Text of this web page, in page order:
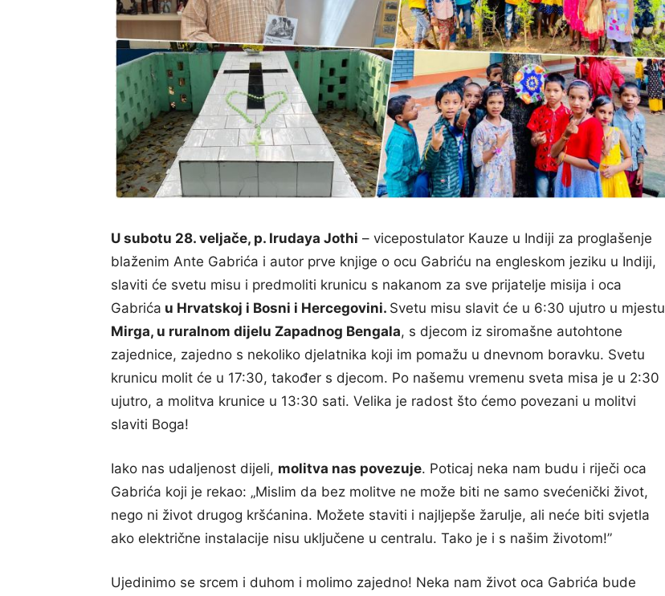
U subotu 28. veljače, p. Irudaya Jothi – vicepostulator Kauze u Indiji za proglašenje
blaženim Ante Gabrića i autor prve knjige o ocu Gabriću na engleskom jeziku u Indiji,
slaviti će svetu misu i predmoliti krunicu s nakanom za sve prijatelje misija i oca
Gabrića u Hrvatskoj i Bosni i Hercegovini. Svetu misu slavit će u 6:30 ujutro u mjestu
Mirga, u ruralnom dijelu Zapadnog Bengala, s djecom iz siromašne autohtone
zajednice, zajedno s nekoliko djelatnika koji im pomažu u dnevnom boravku. Svetu
krunicu molit će u 17:30, također s djecom. Po našemu vremenu sveta misa je u 2:30
ujutro, a molitva krunice u 13:30 sati. Velika je radost što ćemo povezani u molitvi
slaviti Boga!
Iako nas udaljenost dijeli, molitva nas povezuje. Poticaj neka nam budu i riječi oca
Gabrića koji je rekao: „Mislim da bez molitve ne može biti ne samo svećenički život,
nego ni život drugog kršćanina. Možete staviti i najljepše žarulje, ali neće biti svjetla
ako električne instalacije nisu uključene u centralu. Tako je i s našim životom!”
Ujedinimo se srcem i duhom i molimo zajedno! Neka nam život oca Gabrića bude